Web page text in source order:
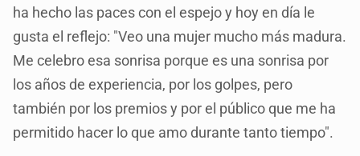
ha hecho las paces con el espejo y hoy en día le
gusta el reflejo: "Veo una mujer mucho más madura.
Me celebro esa sonrisa porque es una sonrisa por
los años de experiencia, por los golpes, pero
también por los premios y por el público que me ha
permitido hacer lo que amo durante tanto tiempo".